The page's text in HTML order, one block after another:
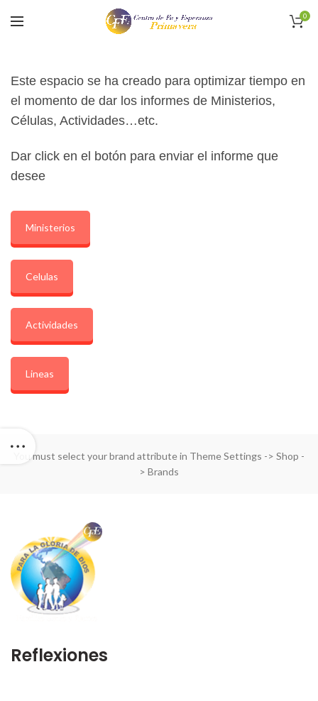
0
Este espacio se ha creado para optimizar tiempo en
el momento de dar los informes de Ministerios,
Células, Actividades…etc.
Dar click en el botón para enviar el informe que
desee
Ministerios
Celulas
Actividades
Lineas
You must select your brand attribute in Theme Settings -> Shop -
> Brands
Reflexiones